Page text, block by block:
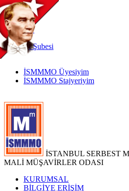
TR
|
EN
İnternetŞubesi
İSMMMO Üyesiyim
İSMMMO Stajyeriyim
İSTANBUL SERBEST
MALİ MÜŞAVİRLER ODASI
KURUMSAL
BİLGİYE ERİŞİM